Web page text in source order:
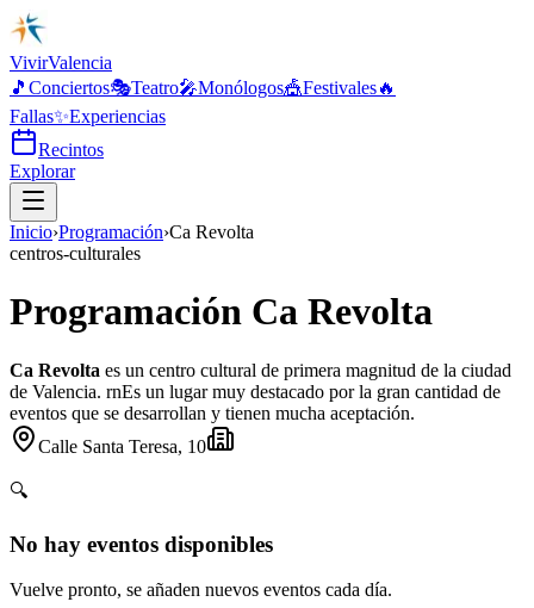
VivirValencia
🎵 Conciertos🎭Teatro🎤Monólogos🎪Festivales🔥
Fallas✨Experiencias
Recintos
Explorar
Inicio›Programación›Ca Revolta
centros-culturales
Programación Ca Revolta
Ca Revolta es un centro cultural de primera magnitud de la ciudad
de Valencia. rnEs un lugar muy destacado por la gran cantidad de
eventos que se desarrollan y tienen mucha aceptación.
Calle Santa Teresa, 10
🔍
No hay eventos disponibles
Vuelve pronto, se añaden nuevos eventos cada día.